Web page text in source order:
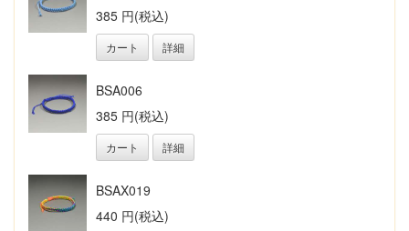
385 円(税込)
カート 詳細
BSA006
385 円(税込)
カート 詳細
BSAX019
440 円(税込)